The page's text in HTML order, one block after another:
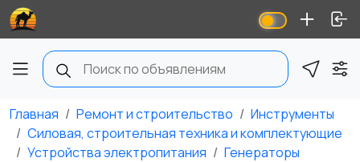
Главная Ремонт и строительство
Инструменты
Силовая, строительная техника и комплектующие
Устройства электропитания
Генераторы